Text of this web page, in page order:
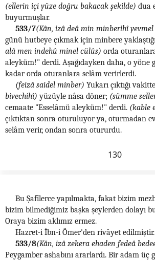
(ellerin içi yüze doğru bakacak şekilde) dua
buyurmuşlar.
533/7(Kân, izâ deâ min minberihî
günü hutbeye çıkmak için minbere
alâ men indehû minel cülûs) orda
aleyküm!" derdi. Aşağıdayken daha, o yöne
kadar orda oturanlara selâm verirlerdi.
(feizâ saidel minber) Yukarı çıktığı
bivechihî) yüzüyle nâsa döner; (sümme
cemaate "Esselâmü aleyküm!" derdi. (kable
çıktıktan sonra oturuluyor ya, oturmadan
selâm verir, ondan sonra otururdu.
130
Bu Şafîlerce yapılmakta, fakat bizim
bizim bilmediğimiz başka şeylerden dolayı
Oraya bizim aklımız ermez.
Hazret-i İbn-i Ömer'den rivâyet edilmiştir.
533/8(Kân, izâ zekera ehaden fedeâ
Peygamber ashabını ararlardı. Bir adam üç